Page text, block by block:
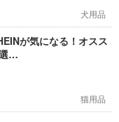
犬用品
が気になる！オスス
…
猫用品